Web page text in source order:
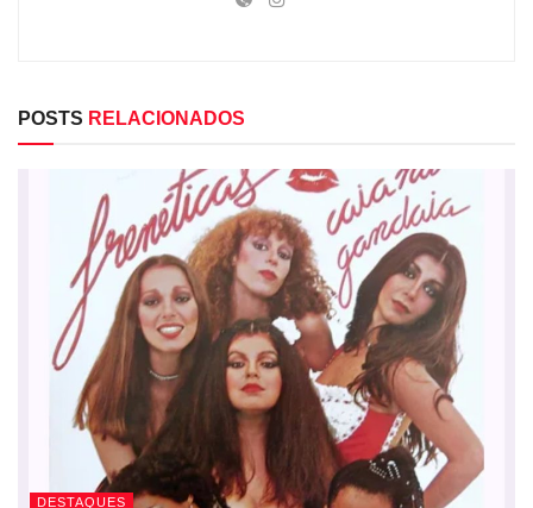
POSTS RELACIONADOS
DESTAQUES